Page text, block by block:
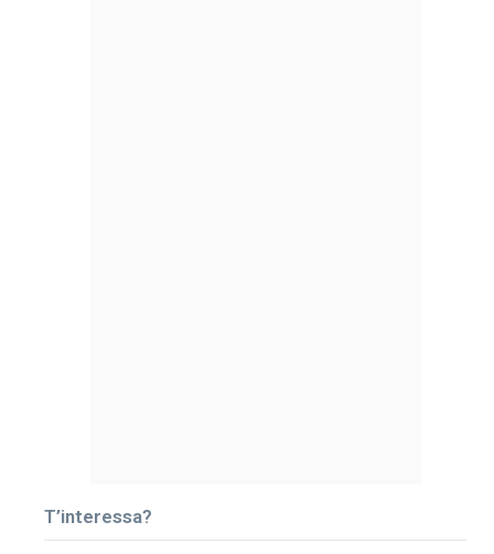
T’interessa?